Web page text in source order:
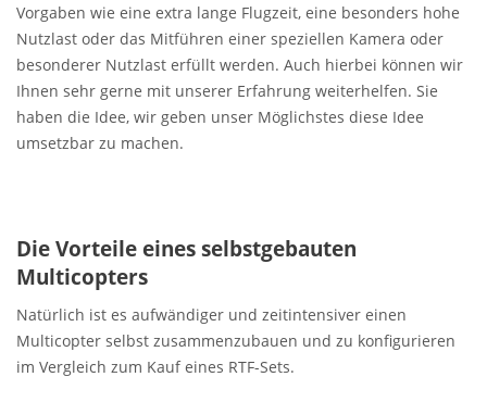
Vorgaben wie eine extra lange Flugzeit, eine besonders hohe
Nutzlast oder das Mitführen einer speziellen Kamera oder
besonderer Nutzlast erfüllt werden. Auch hierbei können wir
Ihnen sehr gerne mit unserer Erfahrung weiterhelfen. Sie
haben die Idee, wir geben unser Möglichstes diese Idee
umsetzbar zu machen.
Die Vorteile eines selbstgebauten
Multicopters
Natürlich ist es aufwändiger und zeitintensiver einen
Multicopter selbst zusammenzubauen und zu konfigurieren
im Vergleich zum Kauf eines RTF-Sets.